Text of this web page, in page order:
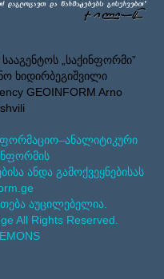
„საქინფორმი”
ხიდირბეგიშვილი
GEOINFORM Arno
ანდა გამოქვეყნებისას
აუცილებელია.
All Rights Reserved.